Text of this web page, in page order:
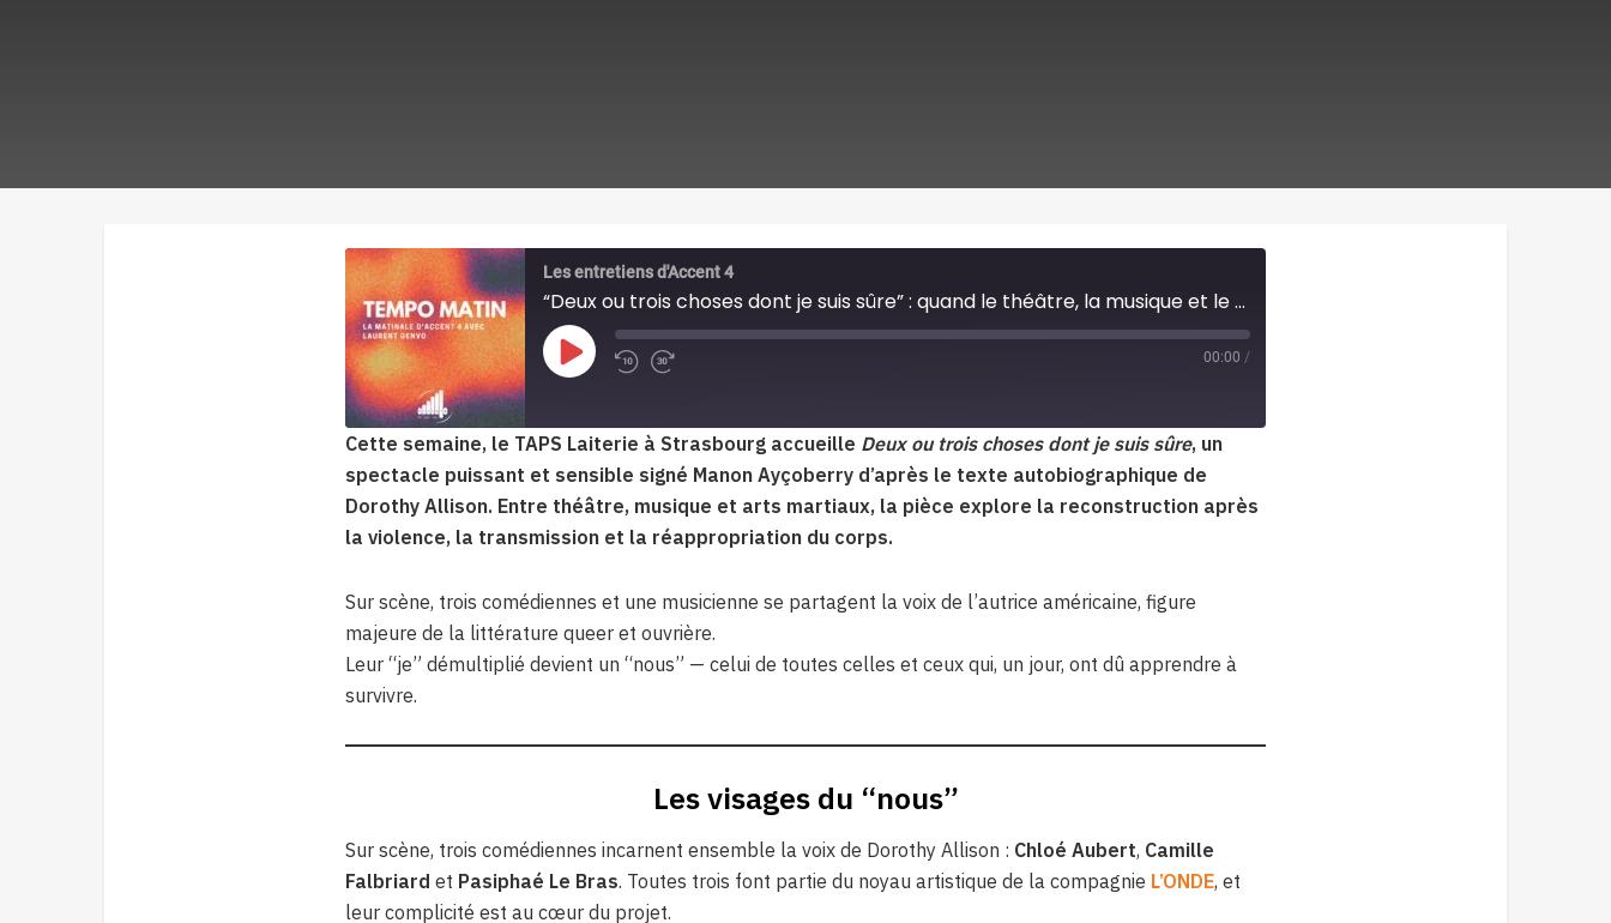
Les entretiens d'Accent 4
“Deux ou trois choses dont je suis sûre” : quand le théâtre, la musique et le karaté réparent les blessures du corps
Play
Episode
00:00 /
Cette semaine, le TAPS Laiterie à Strasbourg accueille Deux ou trois choses dont je suis sûre, un
spectacle puissant et sensible signé Manon Ayçoberry d’après le texte autobiographique de
Dorothy Allison. Entre théâtre, musique et arts martiaux, la pièce explore la reconstruction après
la violence, la transmission et la réappropriation du corps.
Sur scène, trois comédiennes et une musicienne se partagent la voix de l’autrice américaine, figure
majeure de la littérature queer et ouvrière.
Leur “je” démultiplié devient un “nous” — celui de toutes celles et ceux qui, un jour, ont dû apprendre à
survivre.
Les visages du “nous”
Sur scène, trois comédiennes incarnent ensemble la voix de Dorothy Allison : Chloé Aubert, Camille
Falbriard et Pasiphaé Le Bras. Toutes trois font partie du noyau artistique de la compagnie L’ONDE, et
leur complicité est au cœur du projet.